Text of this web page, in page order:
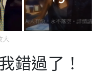
大
錯過了！